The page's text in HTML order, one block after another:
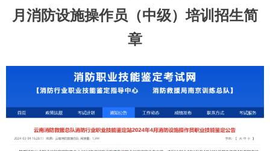
月消防设施操作员（中级）培训招生简
章